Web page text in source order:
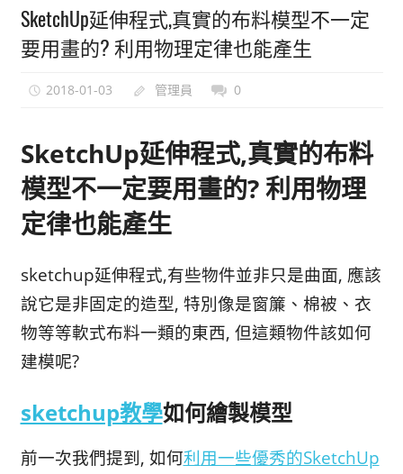
的
軟
體
SketchUp延伸程式,真實的布料模型不一定
要用畫的? 利用物理定律也能產生
2018-01-03 管理員 0
SketchUp延伸程式,真實的布料
模型不一定要用畫的? 利用物理
定律也能產生
sketchup延伸程式,有些物件並非只是曲面, 應該
說它是非固定的造型, 特別像是窗簾、棉被、衣
物等等軟式布料一類的東西, 但這類物件該如何
建模呢?
sketchup教學如何繪製模型
前一次我們提到, 如何利用一些優秀的SketchUp